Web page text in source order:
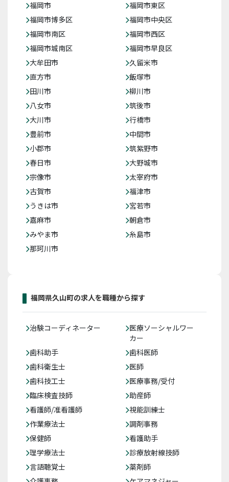
福岡市
福岡市東区
福岡市博多区
福岡市中央区
福岡市南区
福岡市西区
福岡市城南区
福岡市早良区
大牟田市
久留米市
直方市
飯塚市
田川市
柳川市
八女市
筑後市
大川市
行橋市
豊前市
中間市
小郡市
筑紫野市
春日市
大野城市
宗像市
太宰府市
古賀市
福津市
うきは市
宮若市
嘉麻市
朝倉市
みやま市
糸島市
那珂川市
福岡県久山町の求人を職種から探す
治験コーディネーター
医療ソーシャルワー
カー
歯科助手
歯科医師
歯科衛生士
医師
歯科技工士
医療事務/受付
臨床検査技師
助産師
看護師/准看護師
視能訓練士
作業療法士
調剤事務
保健師
看護助手
理学療法士
診療放射線技師
言語聴覚士
薬剤師